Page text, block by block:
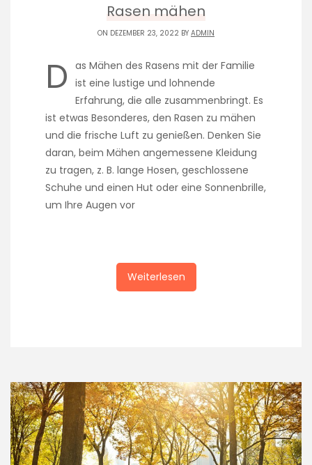
Rasen mähen
ON DEZEMBER 23, 2022 BY ADMIN
D as Mähen des Rasens mit der Familie
ist eine lustige und lohnende
Erfahrung, die alle zusammenbringt. Es
ist etwas Besonderes, den Rasen zu mähen
und die frische Luft zu genießen. Denken Sie
daran, beim Mähen angemessene Kleidung
zu tragen, z. B. lange Hosen, geschlossene
Schuhe und einen Hut oder eine Sonnenbrille,
um Ihre Augen vor
Weiterlesen